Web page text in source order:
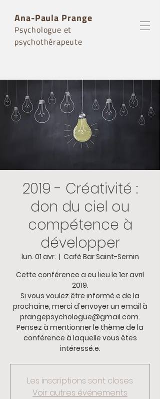
Ana-Paula Prange
Psychologue et
psychothérapeute
2019 - Créativité :
don du ciel ou
compétence à
développer
lun. 01 avr.
  |
Café Bar Saint-Sernin
Cette conférence a eu lieu le 1er avril
2019.
Si vous voulez être informé.e de la
prochaine, merci d'envoyer un email à
prangepsychologue@gmail.com.
Pensez à mentionner le thème de la
conférence à laquelle vous êtes
intéressé.e.
Les inscriptions sont closes
Voir autres événements